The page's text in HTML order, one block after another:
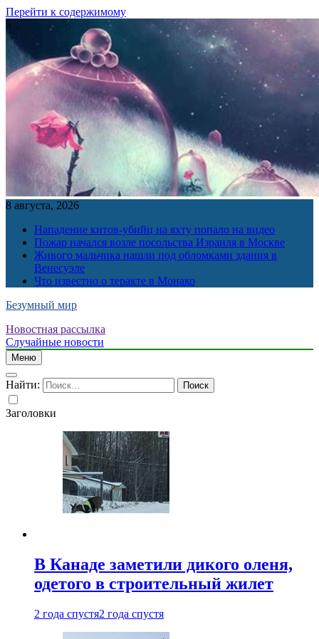
Перейти к содержимому
8 августа, 2026
Нападение китов-убийц на яхту попало на видео
Пожар начался возле посольства Израиля в Москве
Живого мальчика нашли под обломками здания в
Венесуэле
Что известно о теракте в Монако
Безумный мир
Новостная рассылка
Случайные новости
Меню
Найти:
Заголовки
В Канаде заметили дикого оленя,
одетого в строительный жилет
2 года спустя2 года спустя